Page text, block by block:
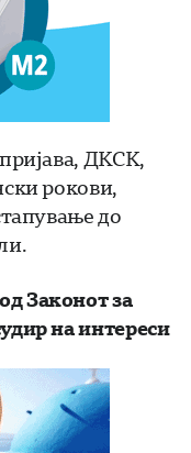
ДКСК,
рокови,
до
Законот за
на интереси